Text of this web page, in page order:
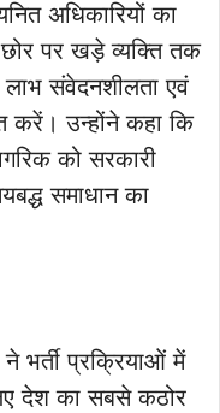
अधिकारियों का
पर खड़े व्यक्ति तक
संवेदनशीलता एवं
करें। उन्होंने कहा कि
को सरकारी
समाधान का
भर्ती प्रक्रियाओं में
देश का सबसे कठोर